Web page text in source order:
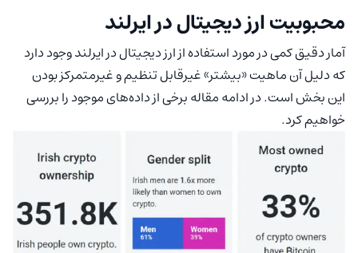
محبوبیت ارز دیجیتال در ایرلند
آمار دقیق کمی در مورد استفاده از ارز دیجیتال در ایرلند وجود دارد
که دلیل آن ماهیت «بیشتر» غیرقابل تنظیم و غیرمتمرکز بودن
این بخش است. در ادامه مقاله برخی از داده‌های موجود را بررسی
خواهیم کرد.